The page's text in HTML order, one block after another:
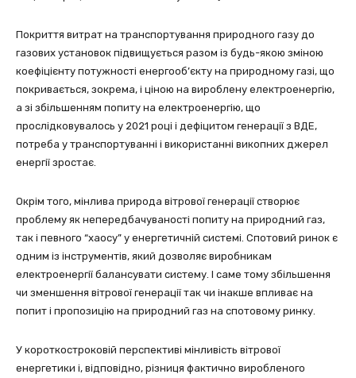
Покриття витрат на транспортування природного газу до
газових установок підвищується разом із будь-якою зміною
коефіцієнту потужності енергооб’єкту на природному газі, що
покривається, зокрема, і ціною на вироблену електроенергію,
а зі збільшенням попиту на електроенергію, що
прослідковувалось у 2021 році і дефіцитом генерації з ВДЕ,
потреба у транспортуванні і використанні викопних джерел
енергії зростає.
Окрім того, мінлива природа вітрової генерації створює
проблему як непередбачуваності попиту на природний газ,
так і певного “хаосу” у енергетичній системі. Спотовий ринок є
одним із інструментів, який дозволяє виробникам
електроенергії балансувати систему. І саме тому збільшення
чи зменшення вітрової генерації так чи інакше впливає на
попит і пропозицію на природний газ на спотовому ринку.
У короткостроковій перспективі мінливість вітрової
енергетики і, відповідно, різниця фактично виробленого